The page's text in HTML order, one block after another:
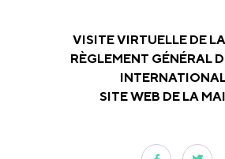
VISITE VIRTUELLE DE
RÈGLEMENT GÉNÉRAL
SITE WEB DE LA